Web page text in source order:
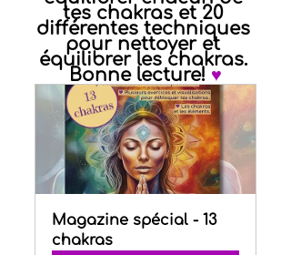
tes chakras et 20
différentes techniques
pour nettoyer et
équilibrer les chakras.
Bonne lecture! ♥
Magazine spécial - 13
chakras